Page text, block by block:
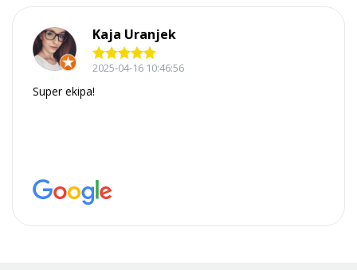
Kaja Uranjek
2025-04-16 10:46:56
Super ekipa!